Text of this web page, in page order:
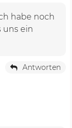
habe noch
uns ein
Antworten